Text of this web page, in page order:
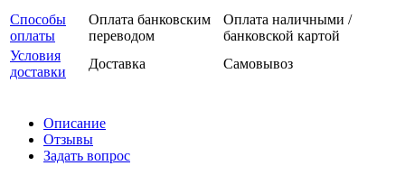
Способы
оплаты
Оплата банковским
переводом
Оплата наличными /
банковской картой
Условия
доставки
Доставка Самовывоз
Описание
Отзывы
Задать вопрос